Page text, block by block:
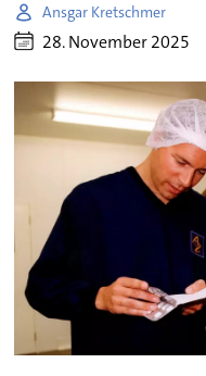
Ansgar Kretschmer
28. November 2025